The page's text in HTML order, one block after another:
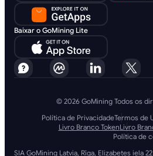
Baixar o GoMining Lite
© 2026 GoMining Todos os
Política de PrivacidadeTermos de
Livro Branco TokenLivro
Política de
SIA GoMining Latvia, Rīga, Elizabetes iela